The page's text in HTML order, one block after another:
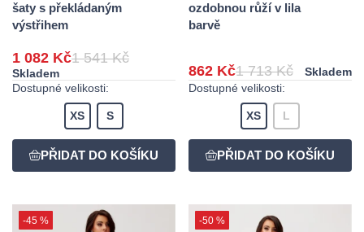
šaty s překládaným
výstřihem
1 082 Kč1 541 Kč
Skladem
Dostupné velikosti:
XS S
ozdobnou růží v lila
barvě
862 Kč1 713 Kč
Skladem
Dostupné velikosti:
XS L
-45 % -50 %